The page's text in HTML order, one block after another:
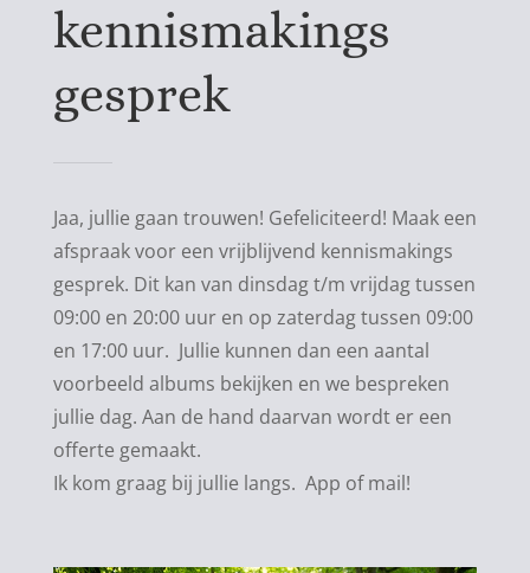
kennismakings
gesprek
Jaa, jullie gaan trouwen! Gefeliciteerd! Maak een
afspraak voor een vrijblijvend kennismakings
gesprek. Dit kan van dinsdag t/m vrijdag tussen
09:00 en 20:00 uur en op zaterdag tussen 09:00
en 17:00 uur. Jullie kunnen dan een aantal
voorbeeld albums bekijken en we bespreken
jullie dag. Aan de hand daarvan wordt er een
offerte gemaakt.
Ik kom graag bij jullie langs. App of mail!